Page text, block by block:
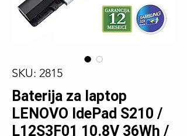
SKU: 2815
Baterija za laptop
LENOVO IdePad S210 /
L12S3F01 10.8V 36Wh /